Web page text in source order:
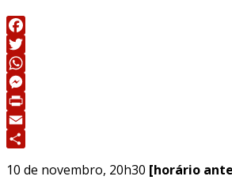
Facebook
Twitter
WhatsApp
Messenger
Print
Email
10 de novembro, 20h30 [horário